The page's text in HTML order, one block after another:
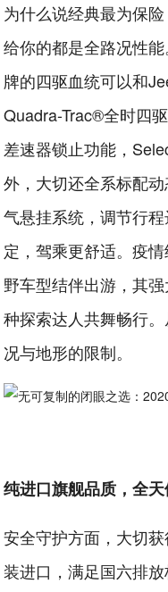
为什么说经典最为保
给你的都是全路况性
牌的四驱血统可以和
Quadra-Trac®全时四
差速器锁止功能，
外，大切还全系标配
气悬挂系统，调节行
定，驾乘更舒适。疫
野车型结伴出游，其
种探索达人共舞畅行
况与地形的限制。
纯进口旗舰品质，全
安全守护方面，大切
装进口，满足国六排